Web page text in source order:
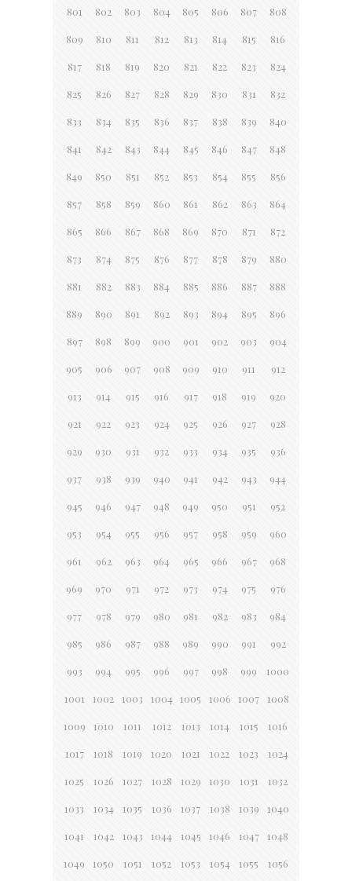
801 802 803 804 805 806 807 808
809 810 811 812 813 814 815 816
817 818 819 820 821 822 823 824
825 826 827 828 829 830 831 832
833 834 835 836 837 838 839 840
841 842 843 844 845 846 847 848
849 850 851 852 853 854 855 856
857 858 859 860 861 862 863 864
865 866 867 868 869 870 871 872
873 874 875 876 877 878 879 880
881 882 883 884 885 886 887 888
889 890 891 892 893 894 895 896
897 898 899 900 901 902 903 904
905 906 907 908 909 910 911 912
913 914 915 916 917 918 919 920
921 922 923 924 925 926 927 928
929 930 931 932 933 934 935 936
937 938 939 940 941 942 943 944
945 946 947 948 949 950 951 952
953 954 955 956 957 958 959 960
961 962 963 964 965 966 967 968
969 970 971 972 973 974 975 976
977 978 979 980 981 982 983 984
985 986 987 988 989 990 991 992
993 994 995 996 997 998 999 1000
1001 1002 1003 1004 1005 1006 1007 1008
1009 1010 1011 1012 1013 1014 1015 1016
1017 1018 1019 1020 1021 1022 1023 1024
1025 1026 1027 1028 1029 1030 1031 1032
1033 1034 1035 1036 1037 1038 1039 1040
1041 1042 1043 1044 1045 1046 1047 1048
1049 1050 1051 1052 1053 1054 1055 1056